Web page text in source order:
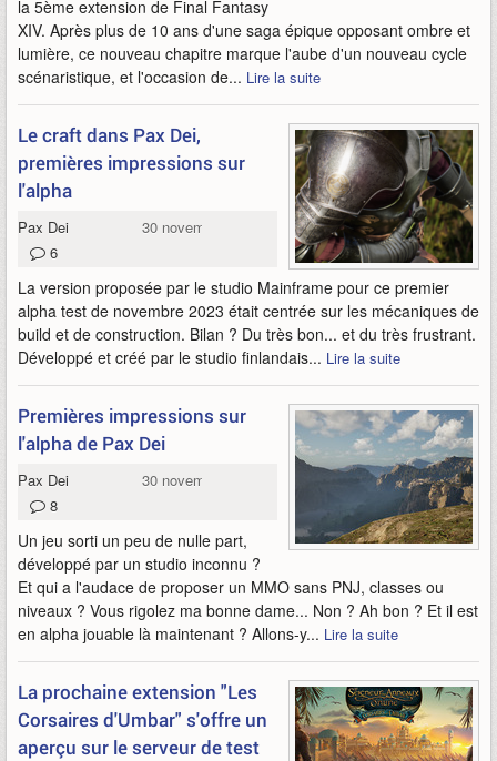
la 5ème extension de Final Fantasy
XIV. Après plus de 10 ans d'une saga épique opposant ombre et
lumière, ce nouveau chapitre marque l'aube d'un nouveau cycle
scénaristique, et l'occasion de... Lire la suite
Le craft dans Pax Dei,
premières impressions sur
l'alpha
Pax Dei
30 novembre 2023
6
La version proposée par le studio Mainframe pour ce premier
alpha test de novembre 2023 était centrée sur les mécaniques de
build et de construction. Bilan ? Du très bon... et du très frustrant.
Développé et créé par le studio finlandais... Lire la suite
Premières impressions sur
l'alpha de Pax Dei
Pax Dei
30 novembre 2023
8
Un jeu sorti un peu de nulle part,
développé par un studio inconnu ?
Et qui a l'audace de proposer un MMO sans PNJ, classes ou
niveaux ? Vous rigolez ma bonne dame... Non ? Ah bon ? Et il est
en alpha jouable là maintenant ? Allons-y... Lire la suite
La prochaine extension "Les
Corsaires d'Umbar" s'offre un
aperçu sur le serveur de test